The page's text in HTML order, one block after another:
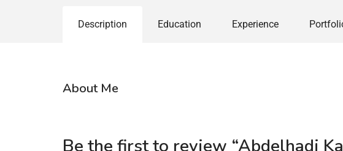
Description Education Experience
About Me
Be the first to review “Abdelhadi